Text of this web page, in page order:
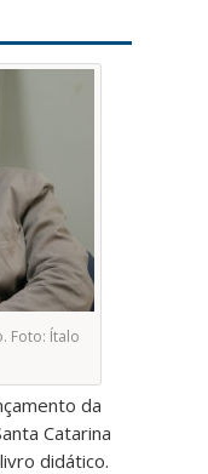
Foto: Ítalo
da
Catarina
didático.